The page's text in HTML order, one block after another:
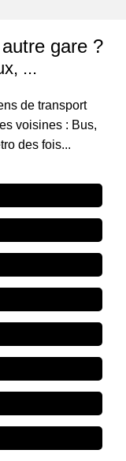
gare ?
...
de transport
voisines : Bus,
des fois...